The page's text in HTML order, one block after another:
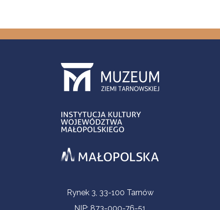
Informacje kontaktoweRynek 3, 33-100 Tarnów